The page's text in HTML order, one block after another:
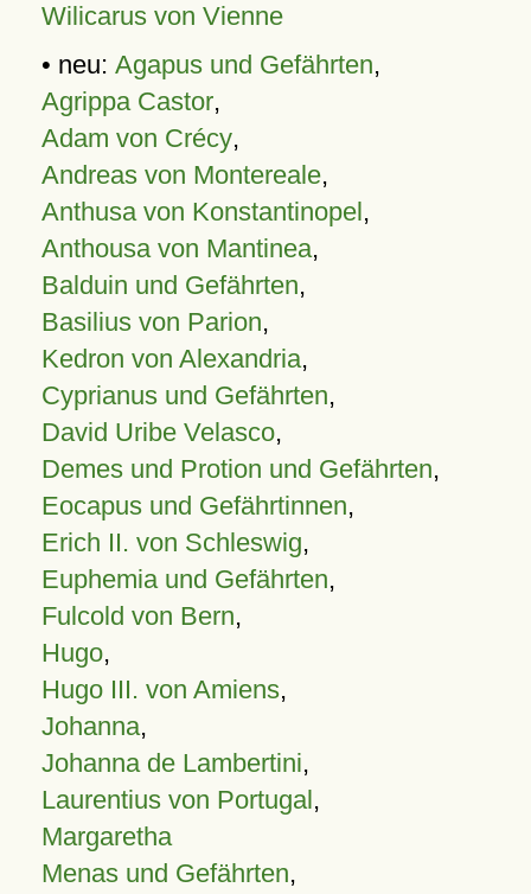
Wilicarus von Vienne
• neu: Agapus und Gefährten,
Agrippa Castor,
Adam von Crécy,
Andreas von Montereale,
Anthusa von Konstantinopel,
Anthousa von Mantinea,
Balduin und Gefährten,
Basilius von Parion,
Kedron von Alexandria,
Cyprianus und Gefährten,
David Uribe Velasco,
Demes und Protion und Gefährten,
Eocapus und Gefährtinnen,
Erich II. von Schleswig,
Euphemia und Gefährten,
Fulcold von Bern,
Hugo,
Hugo III. von Amiens,
Johanna,
Johanna de Lambertini,
Laurentius von Portugal,
Margaretha
Menas und Gefährten,